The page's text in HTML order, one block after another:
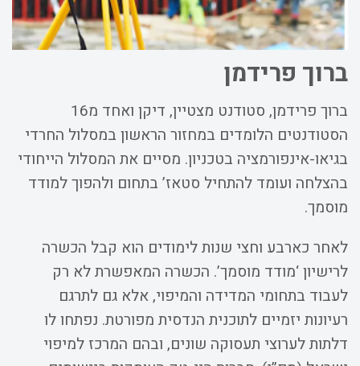
ברוך פרידמן
ברוך פרידמן, סטודנט מצטיין, דיקן ואחד מ16
הסטודנטים הלומדים במחזור הראשון במסלול החרדי
בגיאו-אינפורמציה בטכניון. מסיים את המסלול הייחודי
בהצלחה ועומד להתחיל סטאז’ בתחום ולהפוך למודד
מוסמך.
לאחר כארבע וחצי שנות לימודים הוא קבל הכשרה
לרישיון ‘מודד מוסמך’. הכשרה המאפשרת לא רק
לעבוד בתחומי המדידה והמיפוי, אלא גם לתרגם
רעיונות יזמיים לתוכנית הנדסית מפורטת. נפתחו לו
דלתות לערוצי תעסוקה שונים, ובהם המרכז למיפוי